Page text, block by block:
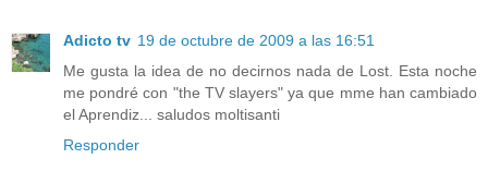
Adicto tv 19 de octubre de 2009 a las 16:51
Me gusta la idea de no decirnos nada de Lost. Esta noche
me pondré con "the TV slayers" ya que mme han cambiado
el Aprendiz... saludos moltisanti
Responder